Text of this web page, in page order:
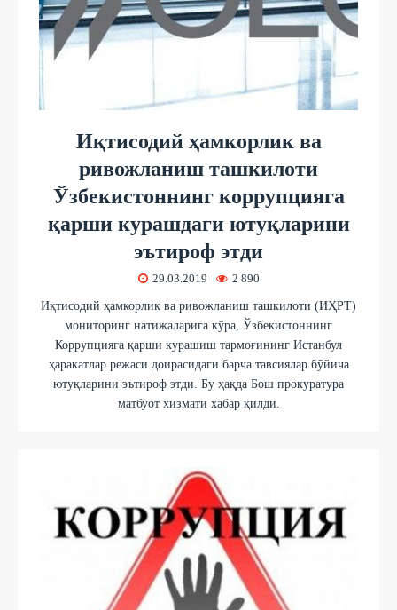
Иқтисодий ҳамкорлик ва
ривожланиш ташкилоти
Ўзбекистоннинг коррупцияга
қарши курашдаги ютуқларини
эътироф этди
29.03.2019 2 890
Иқтисодий ҳамкорлик ва ривожланиш ташкилоти (ИҲРТ)
мониторинг натижаларига кўра, Ўзбекистоннинг
Коррупцияга қарши курашиш тармоғининг Истанбул
ҳаракатлар режаси доирасидаги барча тавсиялар бўйича
ютуқларини эътироф этди. Бу ҳақда Бош прокуратура
матбуот хизмати хабар қилди.